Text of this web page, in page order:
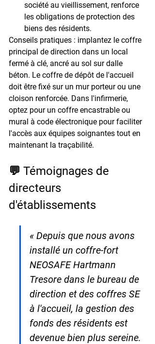
société au vieillissement, renforce
les obligations de protection des
biens des résidents.
Conseils pratiques : implantez le coffre
principal de direction dans un local
fermé à clé, ancré au sol sur dalle
béton. Le coffre de dépôt de l'accueil
doit être fixé sur un mur porteur ou une
cloison renforcée. Dans l'infirmerie,
optez pour un coffre encastrable ou
mural à code électronique pour faciliter
l'accès aux équipes soignantes tout en
maintenant la traçabilité.
💬 Témoignages de
directeurs
d'établissements
« Depuis que nous avons
installé un coffre-fort
NEOSAFE Hartmann
Tresore dans le bureau de
direction et des coffres SE
à l'accueil, la gestion des
fonds des résidents est
devenue bien plus sereine.